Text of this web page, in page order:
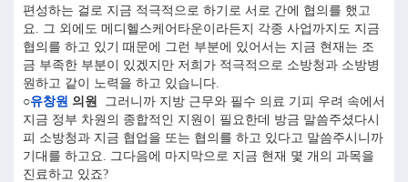
편성하는 걸로 지금 적극적으로 하기로 서로 간에 협의를 했고
요. 그 외에도 메디헬스케어타운이라든지 각종 사업까지도 지금
협의를 하고 있기 때문에 그런 부분에 있어서는 지금 현재는 조
금 부족한 부분이 있겠지만 저희가 적극적으로 소방청과 소방병
원하고 같이 노력을 하고 있습니다.
○유창원 의원
그러니까 지방 근무와 필수 의료 기피 우려 속에서
지금 정부 차원의 종합적인 지원이 필요한데 방금 말씀주셨다시
피 소방청과 지금 협업을 또는 협의를 하고 있다고 말씀주시니까
기대를 하고요. 그다음에 마지막으로 지금 현재 몇 개의 과목을
진료하고 있죠?